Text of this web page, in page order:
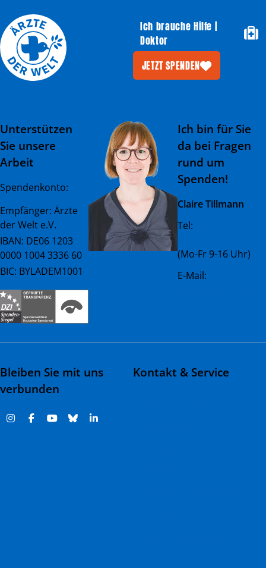
Ich brauche Hilfe |
Doktor
JETZT SPENDEN
Unterstützen
Sie unsere
Arbeit
Spendenkonto:
Empfänger: Ärzte
der Welt e.V.
IBAN: DE06 1203
0000 1004 3336 60
BIC: BYLADEM1001
Ich bin für Sie
da bei Fragen
rund um
Spenden!
Claire Tillmann
Tel:
(Mo-Fr 9-16 Uhr)
E-Mail:
Bleiben Sie mit uns
verbunden
Kontakt & Service